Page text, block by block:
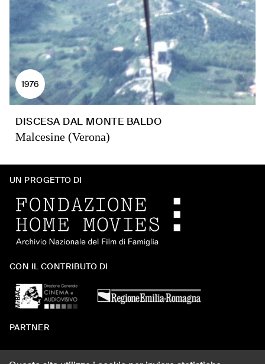
1976
DISCESA DAL MONTE BALDO
Malcesine (Verona)
UN PROGETTO DI
CON IL CONTRIBUTO DI
PARTNER